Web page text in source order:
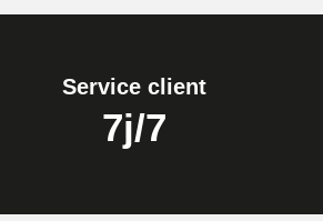
Service client
7j/7